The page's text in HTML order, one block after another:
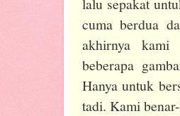
cuma berdua
akhirnya kami
beberapa
Hanya untuk
tadi. Kami